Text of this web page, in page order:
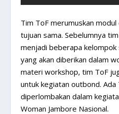
Tim ToF merumuskan
tujuan sama. Sebelumnya
menjadi beberapa
yang akan diberikan dalam
materi workshop, tim ToF
untuk kegiatan outbond. Ada
diperlombakan dalam
Woman Jambore Nasional.